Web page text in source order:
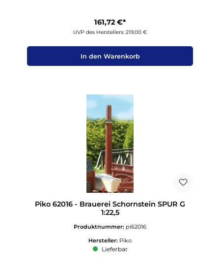
161,72 €*
UVP des Herstellers: 219,00 €
In den Warenkorb
Piko 62016 - Brauerei Schornstein SPUR G
1:22,5
Produktnummer: pi62016
Hersteller: Piko
Lieferbar